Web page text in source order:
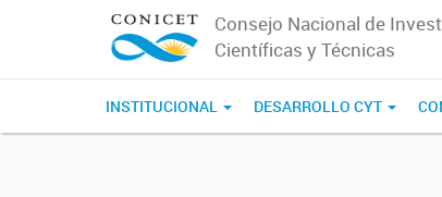
Consejo Nacional de
Científicas y Técnicas
INSTITUCIONAL DESARROLLO CYT